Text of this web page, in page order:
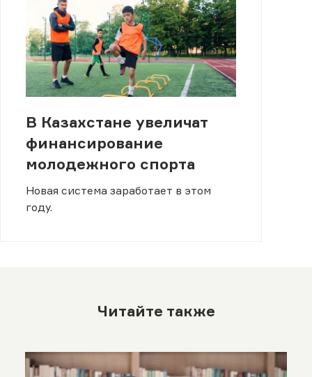
В Казахстане увеличат
финансирование
молодежного спорта
Новая система заработает в этом
году.
Читайте также